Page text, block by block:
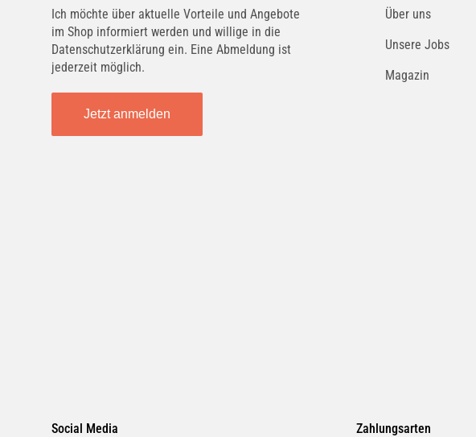
Ich möchte über aktuelle Vorteile und Angebote
im Shop informiert werden und willige in die
Datenschutzerklärung ein. Eine Abmeldung ist
jederzeit möglich.
Jetzt anmelden
Über uns
Unsere Jobs
Magazin
Social Media Zahlungsarten